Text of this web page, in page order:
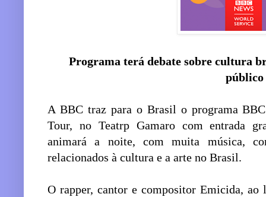
Programa terá debate sobre cultura
público
A BBC traz para o Brasil o programa
Tour, no Teatrp Gamaro com entrada
animará a noite, com muita música,
relacionados à cultura e a arte no Brasil.
O rapper, cantor e compositor Emicida, ao